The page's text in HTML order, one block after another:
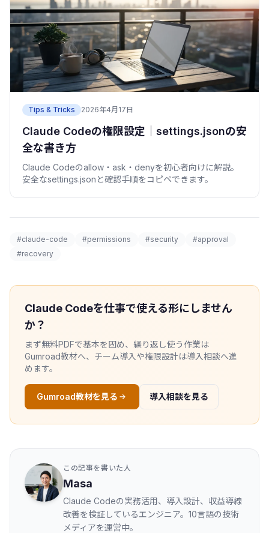
Tips & Tricks 2026年4月17日
Claude Codeの権限設定｜settings.jsonの安
全な書き方
Claude Codeのallow・ask・denyを初心者向けに解説。
安全なsettings.jsonと確認手順をコピペできます。
#claude-code #permissions #security
#approval
#recovery
Claude Codeを仕事で使える形にしません
か？
まず無料PDFで基本を固め、繰り返し使う作業は
Gumroad教材へ、チーム導入や権限設計は導入相談へ進
めます。
Gumroad教材を見る 導入相談を見る
この記事を書いた人
Masa
Claude Codeの実務活用、導入設計、収益導線
改善を検証しているエンジニア。10言語の技術
メディアを運営中。